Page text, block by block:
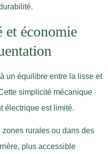
et économie
un équilibre entre la lisse et
simplicité mécanique
électrique est limité.
rurales ou dans des
plus accessible